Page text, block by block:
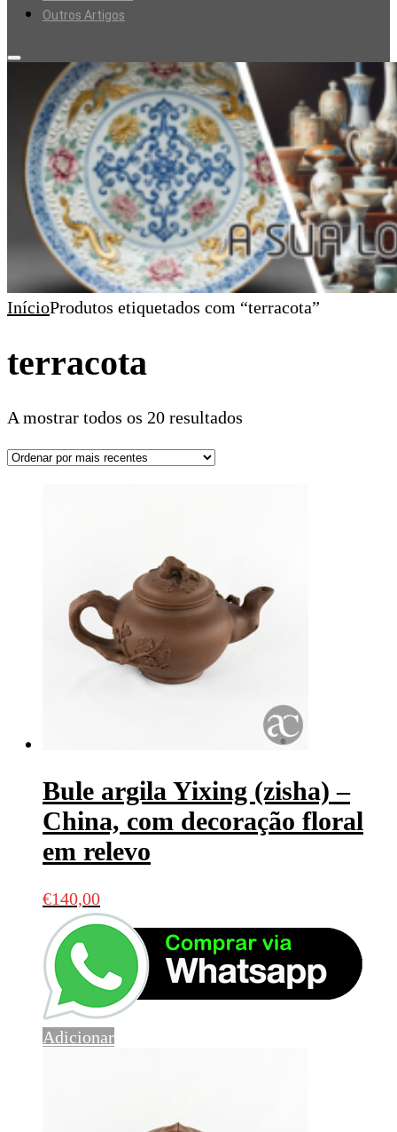
Outros Artigos
InícioProdutos etiquetados com “terracota”
terracota
A mostrar todos os 20 resultados
Bule argila Yixing (zisha) –
China, com decoração floral
em relevo
€140,00
Adicionar